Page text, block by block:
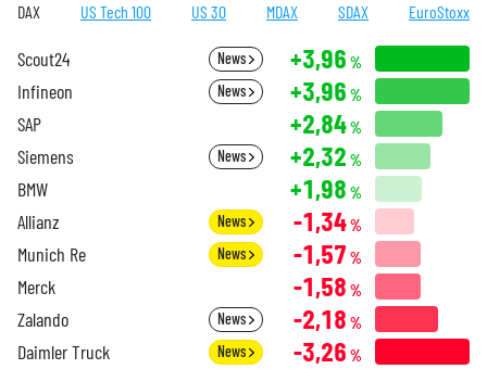
DAX US Tech 100 US 30 MDAX SDAX EuroStoxx
Scout24 News +3,96 %
Infineon News +3,96 %
SAP +2,84%
Siemens News +2,32 %
BMW +1,98 %
Allianz News -1,34%
Munich Re News -1,57 %
Merck -1,58 %
Zalando News -2,18 %
Daimler Truck News -3,26 %